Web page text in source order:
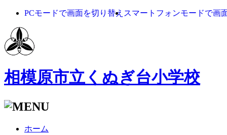
PCモードで画面を切り替え スマートフォンモードで画
相模原市立くぬぎ台小学校
ホーム